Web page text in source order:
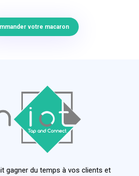
votre macaron
gagner du temps à vos clients et